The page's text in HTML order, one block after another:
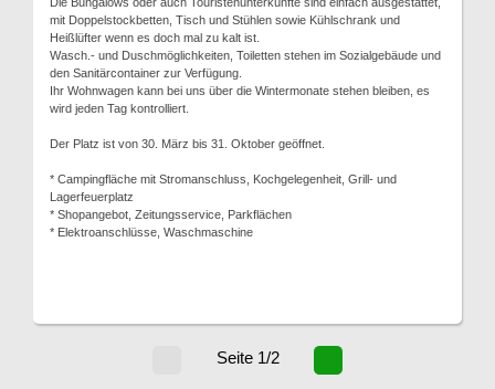
mit Doppelstockbetten, Tisch und Stühlen sowie Kühlschrank und
Heißlüfter wenn es doch mal zu kalt ist.
Wasch.- und Duschmöglichkeiten, Toiletten stehen im Sozialgebäude und
den Sanitärcontainer zur Verfügung.
Ihr Wohnwagen kann bei uns über die Wintermonate stehen bleiben, es
wird jeden Tag kontrolliert.
Der Platz ist von 30. März bis 31. Oktober geöffnet.
* Campingfläche mit Stromanschluss, Kochgelegenheit, Grill- und
Lagerfeuerplatz
* Shopangebot, Zeitungsservice, Parkflächen
* Elektroanschlüsse, Waschmaschine
Seite 1/2